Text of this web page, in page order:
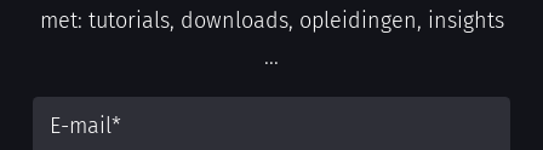
met: tutorials, downloads, opleidingen, insights
...
E-mail*